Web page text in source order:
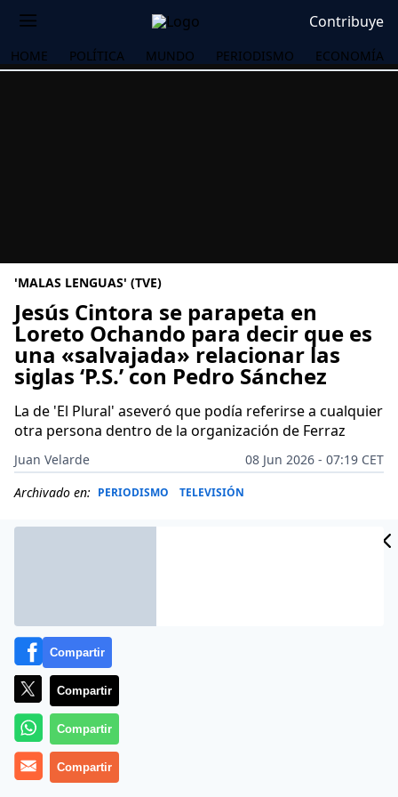
Contribuye
HOME POLÍTICA MUNDO PERIODISMO ECONOMÍA
'MALAS LENGUAS' (TVE)
Jesús Cintora se parapeta en
Loreto Ochando para decir que es
una «salvajada» relacionar las
siglas ‘P.S.’ con Pedro Sánchez
La de 'El Plural' aseveró que podía referirse a cualquier
otra persona dentro de la organización de Ferraz
Juan Velarde
08 Jun 2026 - 07:19 CET
Archivado en: PERIODISMO TELEVISIÓN
Más información
Compartir
Compartir
Compartir
Compartir